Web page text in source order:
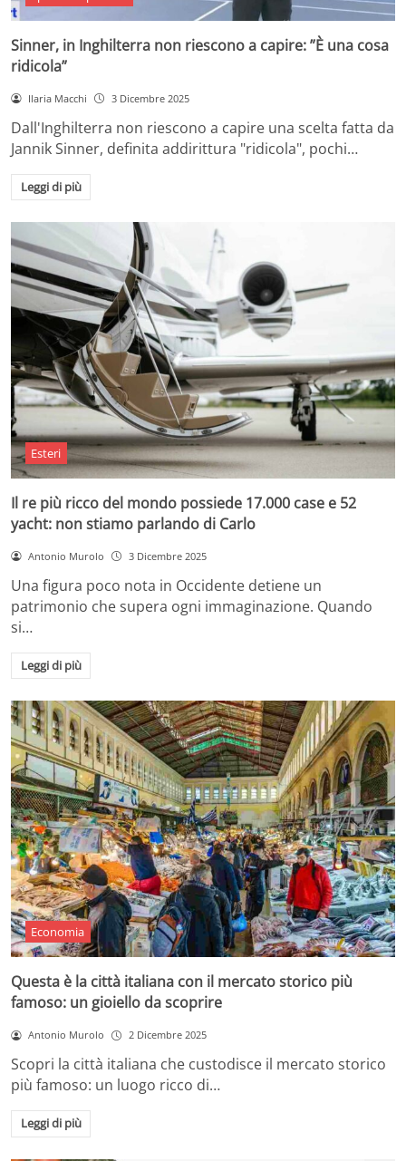
Sinner, in Inghilterra non riescono a capire: ”È una cosa
ridicola”
Ilaria Macchi 3 Dicembre 2025
Dall'Inghilterra non riescono a capire una scelta fatta da
Jannik Sinner, definita addirittura "ridicola", pochi…
Leggi di più
Esteri
Il re più ricco del mondo possiede 17.000 case e 52
yacht: non stiamo parlando di Carlo
Antonio Murolo 3 Dicembre 2025
Una figura poco nota in Occidente detiene un
patrimonio che supera ogni immaginazione. Quando
si…
Leggi di più
Economia
Questa è la città italiana con il mercato storico più
famoso: un gioiello da scoprire
Antonio Murolo 2 Dicembre 2025
Scopri la città italiana che custodisce il mercato storico
più famoso: un luogo ricco di…
Leggi di più